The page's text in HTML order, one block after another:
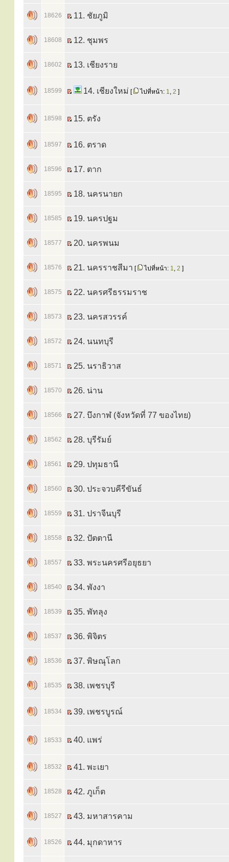
18626 11. ชัยภูมิ
18608 12. ชุมพร
18602 13. เชียงราย
18599 14. เชียงใหม่ [ ไปที่หน้า: 1, 2 ]
18598 15. ตรัง
18597 16. ตราด
18596 17. ตาก
18595 18. นครนายก
18585 19. นครปฐม
18577 20. นครพนม
18576 21. นครราชสีมา [ ไปที่หน้า: 1, 2 ]
18575 22. นครศรีธรรมราช
18573 23. นครสวรรค์
18572 24. นนทบุรี
18571 25. นราธิวาส
18570 26. น่าน
18566 27. บึงกาฬ (จังหวัดที่ 77 ของไทย)
18562 28. บุรีรัมย์
18561 29. ปทุมธานี
18560 30. ประจวบคีรีขันธ์
18559 31. ปราจีนบุรี
18558 32. ปัตตานี
18557 33. พระนครศรีอยุธยา
18540 34. พังงา
18539 35. พัทลุง
18537 36. พิจิตร
18536 37. พิษณุโลก
18535 38. เพชรบุรี
18534 39. เพชรบูรณ์
18533 40. แพร่
18532 41. พะเยา
18528 42. ภูเก็ต
18527 43. มหาสารคาม
18526 44. มุกดาหาร